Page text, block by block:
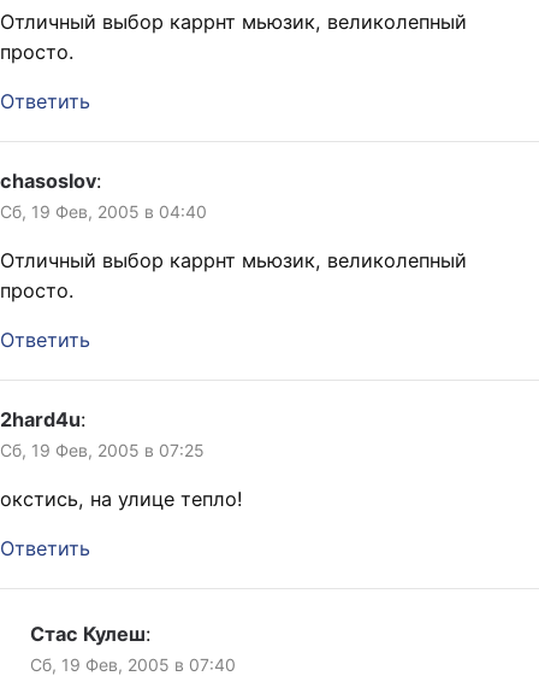
Отличный выбор каррнт мьюзик, великолепный
просто.
Ответить
chasoslov:
Сб, 19 Фев, 2005 в 04:40
Отличный выбор каррнт мьюзик, великолепный
просто.
Ответить
2hard4u:
Сб, 19 Фев, 2005 в 07:25
окстись, на улице тепло!
Ответить
Стас Кулеш:
Сб, 19 Фев, 2005 в 07:40